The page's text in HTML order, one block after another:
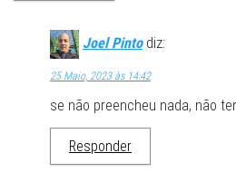
Joel Pinto diz:
25 Maio, 2023 às 14:42
se não preencheu nada, não
Responder